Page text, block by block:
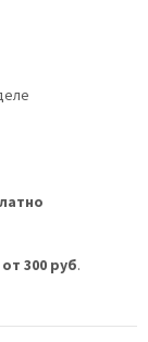
от 300 руб.